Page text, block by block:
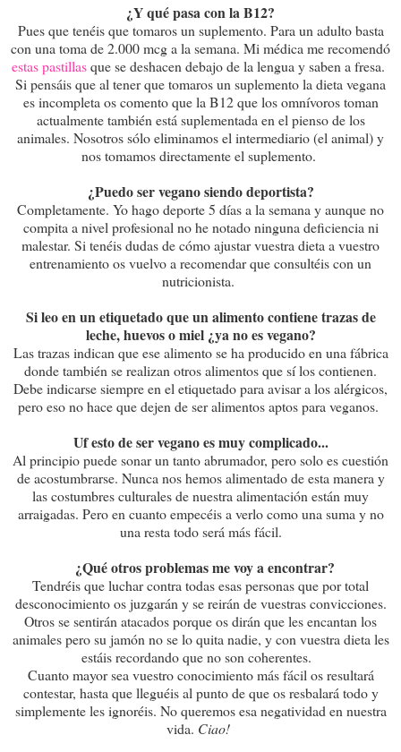
¿Y qué pasa con la B12?
Pues que tenéis que tomaros un suplemento. Para un adulto basta
con una toma de 2.000 mcg a la semana. Mi médica me recomendó
estas pastillasque se deshacen debajo de la lengua y saben a fresa.
Si pensáis que al tener que tomaros un suplemento la dieta vegana
es incompleta os comento que la B12 que los omnívoros toman
actualmente también está suplementada en el pienso de los
animales. Nosotros sólo eliminamos el intermediario (el animal) y
nos tomamos directamente el suplemento.
¿Puedo ser vegano siendo deportista?
Completamente. Yo hago deporte 5 días a la semana y aunque no
compita a nivel profesional no he notado ninguna deficiencia ni
malestar. Si tenéis dudas de cómo ajustar vuestra dieta a vuestro
entrenamiento os vuelvo a recomendar que consultéis con un
nutricionista.
Si leo en un etiquetado que un alimento contiene trazas de
leche, huevos o miel ¿ya no es vegano?
Las trazas indican que ese alimento se ha producido en una fábrica
donde también se realizan otros alimentos que sí los contienen.
Debe indicarse siempre en el etiquetado para avisar a los alérgicos,
pero eso no hace que dejen de ser alimentos aptos para veganos.
Uf esto de ser vegano es muy complicado...
Al principio puede sonar un tanto abrumador, pero solo es cuestión
de acostumbrarse. Nunca nos hemos alimentado de esta manera y
las costumbres culturales de nuestra alimentación están muy
arraigadas. Pero en cuanto empecéis a verlo como una suma y no
una resta todo será más fácil.
¿Qué otros problemas me voy a encontrar?
Tendréis que luchar contra todas esas personas que por total
desconocimiento os juzgarán y se reirán de vuestras convicciones.
Otros se sentirán atacados porque os dirán que les encantan los
animales pero su jamón no se lo quita nadie, y con vuestra dieta les
estáis recordando que no son coherentes.
Cuanto mayor sea vuestro conocimiento más fácil os resultará
contestar, hasta que lleguéis al punto de que os resbalará todo y
simplemente les ignoréis. No queremos esa negatividad en nuestra
vida. Ciao!